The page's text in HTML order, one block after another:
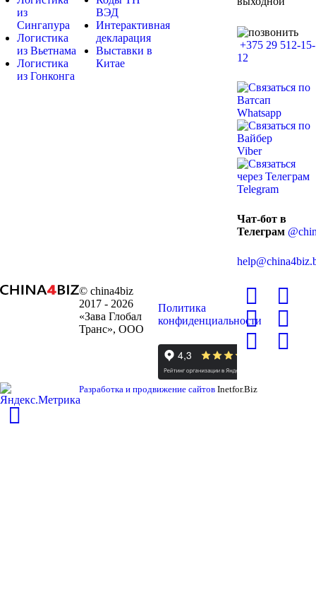
из
Сингапура
Логистика
из Вьетнама
Логистика
из Гонконга
ВЭД
Интерактивная
декларация
Выставки в
Китае
+375 29 512-15-
12
Whatsapp
Viber
Telegram
Чат-бот в
Телеграм
© china4biz
2017 - 2026
«Зава Глобал
Транс», ООО
Политика
конфиденциальности
Разработка и продвижение сайтов Inetfor.Biz